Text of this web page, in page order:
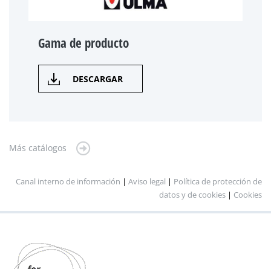
Gama de producto
DESCARGAR
Más catálogos
Canal interno de información | Aviso legal | Política de protección de
datos y de cookies | Cookies